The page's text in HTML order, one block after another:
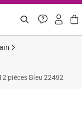
pièces Bleu 22492